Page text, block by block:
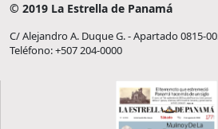
© 2019 La Estrella de Panamá
C/ Alejandro A. Duque G. - Apartado 0815-
Teléfono: +507 204-0000